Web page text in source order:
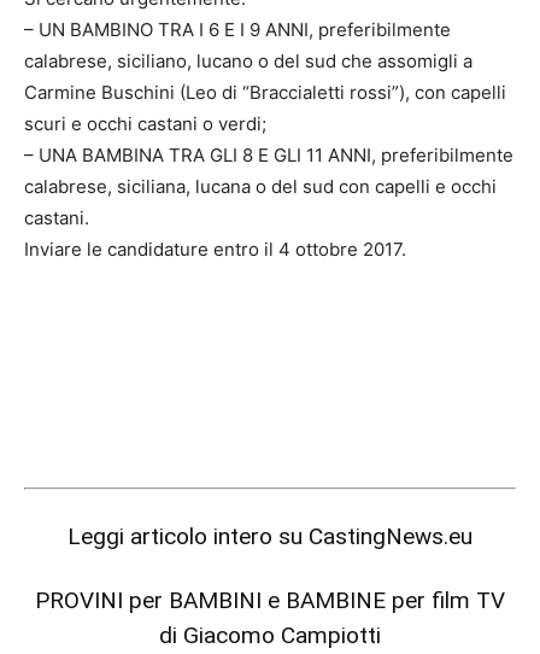
– UN BAMBINO TRA I 6 E I 9 ANNI, preferibilmente
calabrese, siciliano, lucano o del sud che assomigli a
Carmine Buschini (Leo di “Braccialetti rossi”), con capelli
scuri e occhi castani o verdi;
– UNA BAMBINA TRA GLI 8 E GLI 11 ANNI, preferibilmente
calabrese, siciliana, lucana o del sud con capelli e occhi
castani.
Inviare le candidature entro il 4 ottobre 2017.
Leggi articolo intero su CastingNews.eu
PROVINI per BAMBINI e BAMBINE per film TV
di Giacomo Campiotti